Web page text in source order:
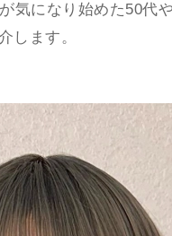
気になり始めた50代
します。